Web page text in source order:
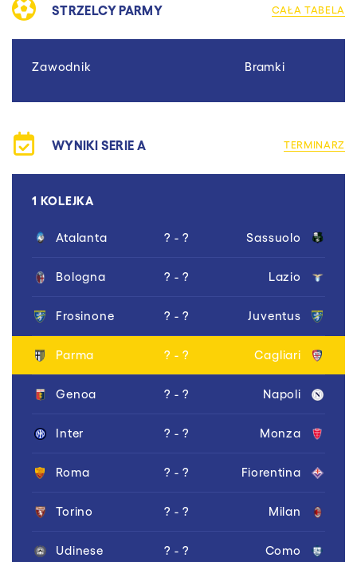
STRZELCY PARMY CAŁA TABELA
Zawodnik Bramki
WYNIKI SERIE A TERMINARZ
1 KOLEJKA
Atalanta ? - ? Sassuolo
Bologna ? - ? Lazio
Frosinone ? - ? Juventus
Parma ? - ? Cagliari
Genoa ? - ? Napoli
Inter ? - ? Monza
Roma ? - ? Fiorentina
Torino ? - ? Milan
Udinese ? - ? Como